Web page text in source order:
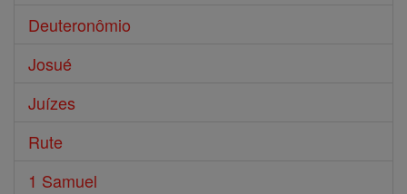
Deuteronômio
Josué
Juízes
Rute
1 Samuel